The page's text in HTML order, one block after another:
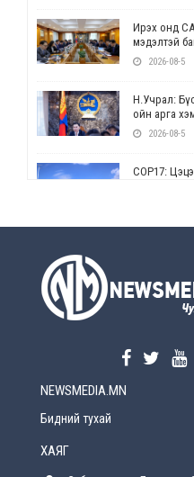
Ирэх онд
мэдэлтэй
2026-08-5
Н.Учрал:
ойн арга
2026-08-5
СОР17:
2026-08-5
2026-08-5
NEWSMEDIA.MN
Бидний тухай
ХАЯГ